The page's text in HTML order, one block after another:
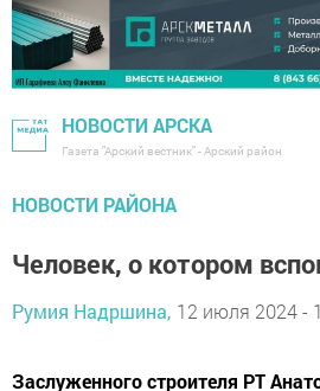
НОВОСТИ АРСКА
Газета "Арский вестник" - Арский район
НОВОСТИ РАЙОНА
Человек, о котором
Румия Надршина, 12 июля 2024 -
Заслуженного строителя РТ